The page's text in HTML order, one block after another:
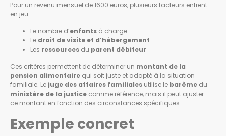
Pour un revenu mensuel de 1600 euros, plusieurs facteurs entrent
en jeu :
Le nombre d’enfants à charge
Le droit de visite et d’hébergement
Les ressources du parent débiteur
Ces critères permettent de déterminer un montant de la
pension alimentaire qui soit juste et adapté à la situation
familiale. Le juge des affaires familiales utilise le barème du
ministère de la justice comme référence, mais il peut ajuster
ce montant en fonction des circonstances spécifiques.
Exemple concret